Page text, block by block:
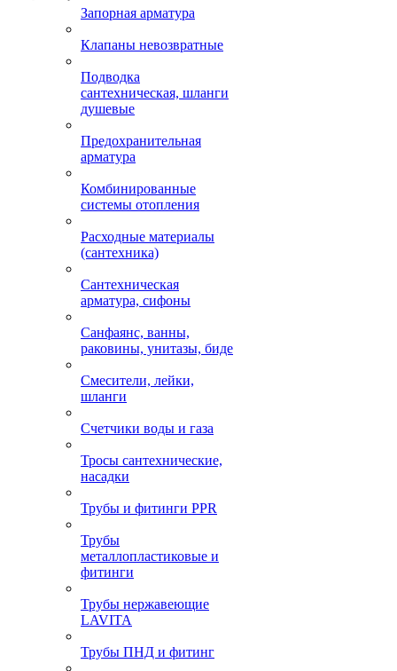
Запорная арматура
Клапаны невозвратные
Подводка
сантехническая, шланги
душевые
Предохранительная
арматура
Комбинированные
системы отопления
Расходные материалы
(сантехника)
Сантехническая
арматура, сифоны
Санфаянс, ванны,
раковины, унитазы, биде
Смесители, лейки,
шланги
Счетчики воды и газа
Тросы сантехнические,
насадки
Трубы и фитинги PPR
Трубы
металлопластиковые и
фитинги
Трубы нержавеющие
LAVITA
Трубы ПНД и фитинг